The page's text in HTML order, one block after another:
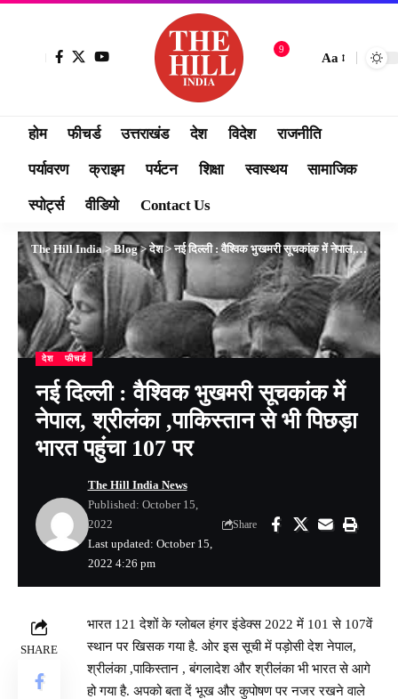
9
Aa
होम फीचर्ड उत्तराखंड देश विदेश राजनीति
पर्यावरण क्राइम पर्यटन शिक्षा स्वास्थय सामाजिक
स्पोर्ट्स वीडियो Contact Us
The Hill India>Blog>देश>नई दिल्ली : वैश्विक भुखमरी सूचकांक में नेपाल, श्रीलंका ,पाकिस्तान से भी पिछड़ा भारत पहुंचा 107 पर
देश फीचर्ड
नई दिल्ली : वैश्विक भुखमरी सूचकांक में
नेपाल, श्रीलंका ,पाकिस्तान से भी पिछड़ा
भारत पहुंचा 107 पर
Last updated: October 15,
2022 4:26 pm
The Hill India News
Published: October 15,
2022
Share
SHARE
भारत 121 देशों के ग्लोबल हंगर इंडेक्स 2022 में 101 से 107वें
स्थान पर खिसक गया है. ओर इस सूची में पड़ोसी देश नेपाल,
श्रीलंका ,पाकिस्तान , बंगलादेश और श्रीलंका भी भारत से आगे
हो गया है. अपको बता दें भूख और कुपोषण पर नजर रखने वाले